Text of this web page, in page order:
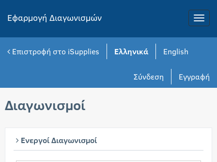
Toggle
Εφαρμογή Διαγωνισμών
Επιστροφή στο iSupplies Ελληνικά English
Εγγραφή
Σύνδεση
Διαγωνισμοί
Ενεργοί Διαγωνισμοί